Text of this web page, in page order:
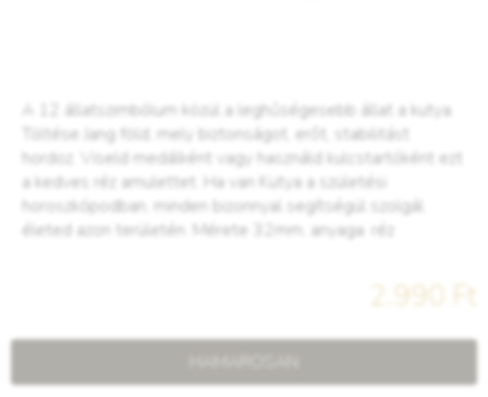
A 12 állatszimbólum közül a leghűségesebb állat a kutya.
Töltése Jang föld, mely biztonságot, erőt, stabilitást
hordoz. Viseld medálként vagy használd kulcstartóként ezt
a kedves réz amulettet. Ha van Kutya a születési
horoszkópodban, minden bizonnyal segítségül szolgál
életed azon területén. Mérete 32mm, anyaga: réz
2.990 Ft